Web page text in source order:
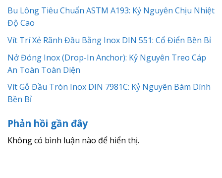
Bu Lông Tiêu Chuẩn ASTM A193: Kỷ Nguyên Chịu Nhiệt
Độ Cao
Vít Trí Xẻ Rãnh Đầu Bằng Inox DIN 551: Cổ Điển Bền Bỉ
Nở Đóng Inox (Drop-In Anchor): Kỷ Nguyên Treo Cáp
An Toàn Toàn Diện
Vít Gỗ Đầu Tròn Inox DIN 7981C: Kỷ Nguyên Bám Dính
Bền Bỉ
Phản hồi gần đây
Không có bình luận nào để hiển thị.